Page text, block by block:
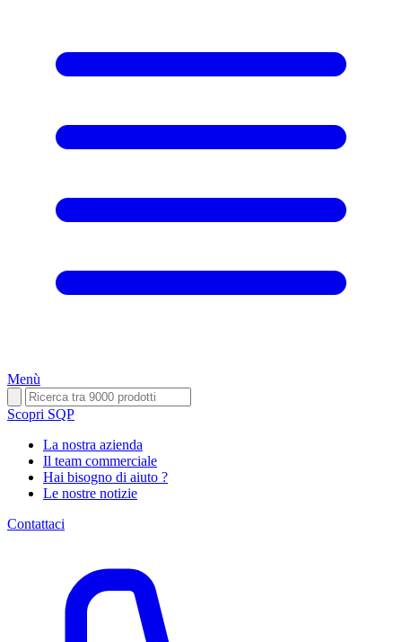
Menù
Scopri SQP
La nostra azienda
Il team commerciale
Hai bisogno di aiuto ?
Le nostre notizie
Contattaci